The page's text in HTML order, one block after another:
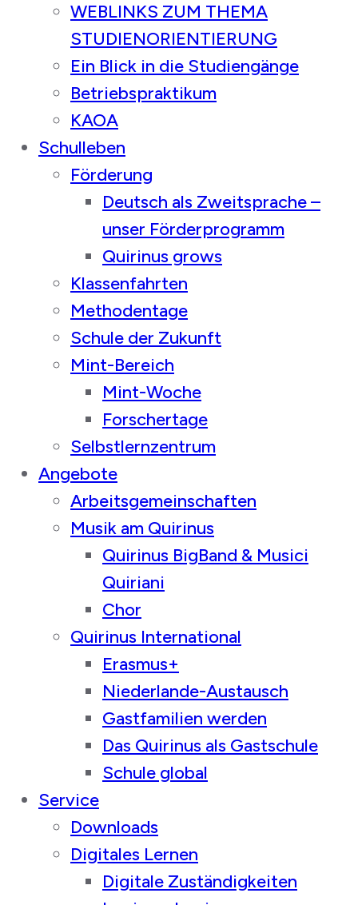
WEBLINKS ZUM THEMA
STUDIENORIENTIERUNG
Ein Blick in die Studiengänge
Betriebspraktikum
KAOA
Schulleben
Förderung
Deutsch als Zweitsprache –
unser Förderprogramm
Quirinus grows
Klassenfahrten
Methodentage
Schule der Zukunft
Mint-Bereich
Mint-Woche
Forschertage
Selbstlernzentrum
Angebote
Arbeitsgemeinschaften
Musik am Quirinus
Quirinus BigBand & Musici
Quiriani
Chor
Quirinus International
Erasmus+
Niederlande-Austausch
Gastfamilien werden
Das Quirinus als Gastschule
Schule global
Service
Downloads
Digitales Lernen
Digitale Zuständigkeiten